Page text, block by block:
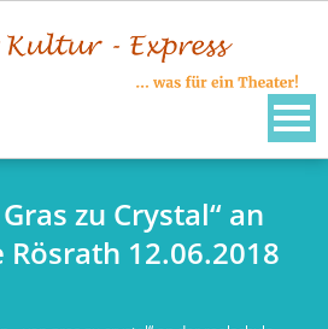
zu Crystal“ an
12.06.2018